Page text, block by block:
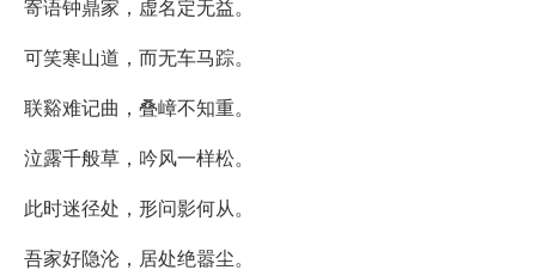
寄语钟鼎家，虚名定无益。
可笑寒山道，而无车马踪。
联谿难记曲，叠嶂不知重。
泣露千般草，吟风一样松。
此时迷径处，形问影何从。
吾家好隐沦，居处绝嚣尘。